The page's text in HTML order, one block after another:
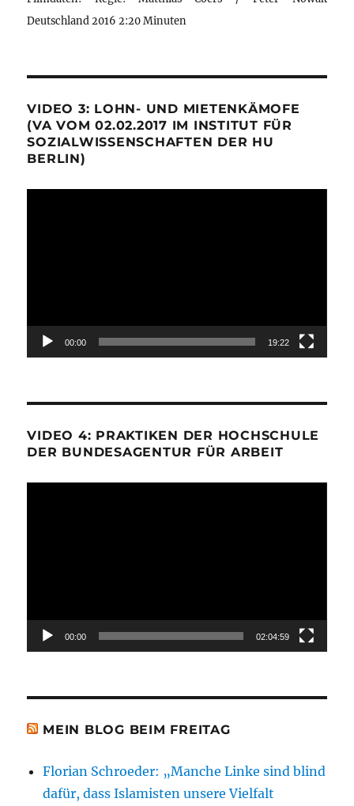
Deutschland 2016 2:20 Minuten
VIDEO 3: LOHN- UND MIETENKÄMOFE
(VA VOM 02.02.2017 IM INSTITUT FÜR
SOZIALWISSENSCHAFTEN DER HU
BERLIN)
00:00 19:22
VIDEO 4: PRAKTIKEN DER HOCHSCHULE
DER BUNDESAGENTUR FÜR ARBEIT
00:00 02:04:59
MEIN BLOG BEIM FREITAG
Florian Schroeder: „Manche Linke sind blind
dafür, dass Islamisten unsere Vielfalt